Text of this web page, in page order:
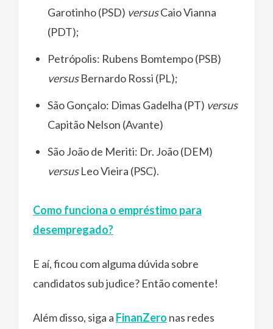
Garotinho (PSD) versusCaio Vianna
(PDT);
Petrópolis: Rubens Bomtempo (PSB)
versusBernardo Rossi (PL);
São Gonçalo: Dimas Gadelha (PT) versus
Capitão Nelson (Avante)
São João de Meriti: Dr. João (DEM)
versusLeo Vieira (PSC).
Como funciona o empréstimo para
desempregado?
E aí, ficou com alguma dúvida sobre
candidatos sub judice? Então comente!
Além disso, siga a FinanZero nas redes